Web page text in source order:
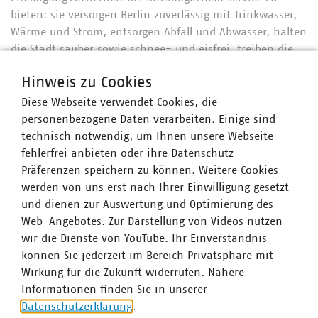
bieten: sie versorgen Berlin zuverlässig mit Trinkwasser,
Wärme und Strom, entsorgen Abfall und Abwasser, halten
die Stadt sauber sowie schnee- und eisfrei, treiben die
Quartiere weiter, schaffen Arbeitsplätze in spannenden
Zukunftsthemen in einer immensen Bandbreite von
Qualifikationen und Jobs – all das ist Daseinsvorsorge.
Mit ihren nachhaltigen und digitalen Technologien, mit
Ressourcenverbrauch, dem forcierten Auf- und Ausbau
der erneuerbaren Energien in der Stadt und Investitionen
für einen ambitionierten Klimaschutz sind sie wichtige
und verlässliche (Klimaschutz-)Partner der Berliner
In Berlin-Brandenburg sind 72 kommunale Unternehmen
im VKU organisiert. Die VKU-Mitgliedsunternehmen in
Hinweis zu Cookies
Diese Webseite verwendet Cookies, die
personenbezogene Daten verarbeiten. Einige sind
technisch notwendig, um Ihnen unsere Webseite
fehlerfrei anbieten oder ihre Datenschutz-
Präferenzen speichern zu können. Weitere Cookies
werden von uns erst nach Ihrer Einwilligung gesetzt
und dienen zur Auswertung und Optimierung des
Web-Angebotes. Zur Darstellung von Videos nutzen
wir die Dienste von YouTube. Ihr Einverständnis
können Sie jederzeit im Bereich Privatsphäre mit
Wirkung für die Zukunft widerrufen. Nähere
Informationen finden Sie in unserer
Datenschutzerklärung